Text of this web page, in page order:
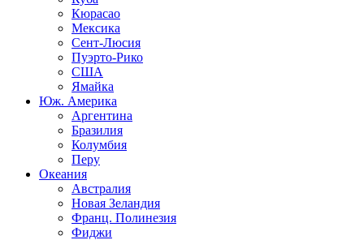
Кюрасао
Мексика
Сент-Люсия
Пуэрто-Рико
США
Ямайка
Юж. Америка
Аргентина
Бразилия
Колумбия
Перу
Океания
Австралия
Новая Зеландия
Франц. Полинезия
Фиджи